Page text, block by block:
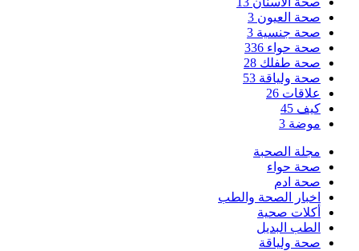
صحة العيون 3
صحة جنسية 3
صحة حواء 336
صحة طفلك 28
صحة ولياقة 53
علاقات 26
كيف 45
موضة 3
مجلة الصحبة
صحة حواء
صحة ادم
اخبار الصحة والطب
أكلات صحية
الطب البديل
صحة ولياقة